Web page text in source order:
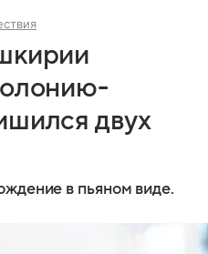
двух
в пьяном виде.